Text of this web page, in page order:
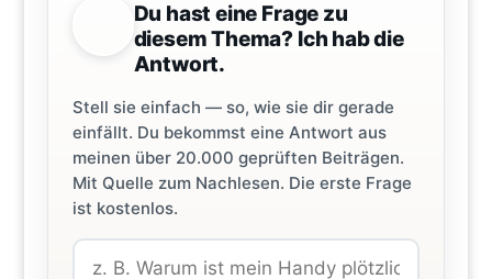
Du hast eine Frage zu
diesem Thema? Ich hab die
Antwort.
Stell sie einfach — so, wie sie dir gerade
einfällt. Du bekommst eine Antwort aus
meinen über 20.000 geprüften Beiträgen.
Mit Quelle zum Nachlesen. Die erste Frage
ist kostenlos.